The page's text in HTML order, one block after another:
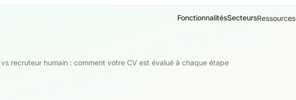
FonctionnalitésSecteursRessources
vs recruteur humain : comment votre CV est évalué à chaque étape